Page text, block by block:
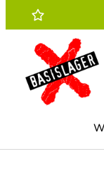
Hauptinhalt
Zur Suche springen
Zur